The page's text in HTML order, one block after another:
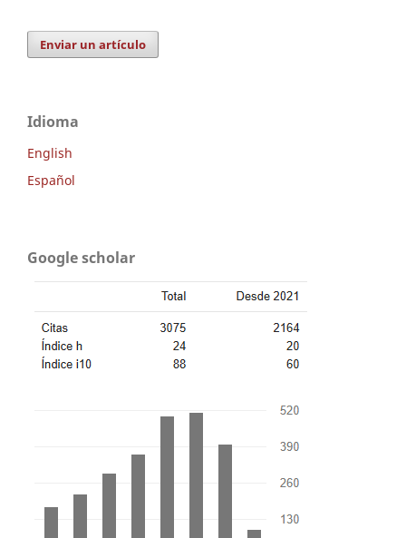
Enviar un artículo
Idioma
English
Español
Google scholar